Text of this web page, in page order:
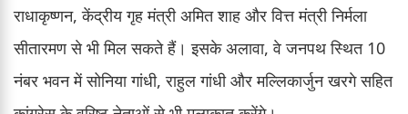
राधाकृष्णन, केंद्रीय गृह मंत्री अमित शाह और वित्त मंत्री निर्मला
सीतारमण से भी मिल सकते हैं। इसके अलावा, वे जनपथ स्थित 10
नंबर भवन में सोनिया गांधी, राहुल गांधी और मल्लिकार्जुन खरगे सहित